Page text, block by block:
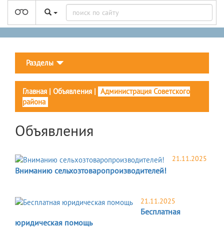
Разделы
Главная | Объявления | Администрация Советского
района
Объявления
21.11.2025
Вниманию сельхозтоваропроизводителей!
21.11.2025
Бесплатная
юридическая помощь